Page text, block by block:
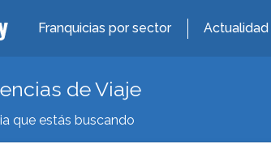
Franquicias por sector Actualidad
de Viaje
que estás buscando